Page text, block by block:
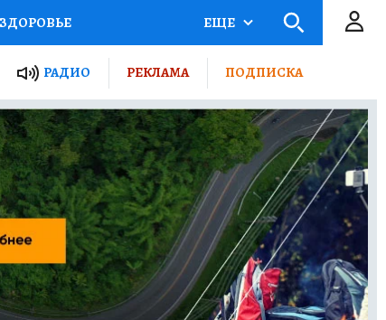
ЗДОРОВЬЕ
ПУТЕВОДИТЕЛЬ
ТУРИЗМ
ВСЕ О КП
ЕЩЕ
РАДИО РЕКЛАМА ПОДПИСКА